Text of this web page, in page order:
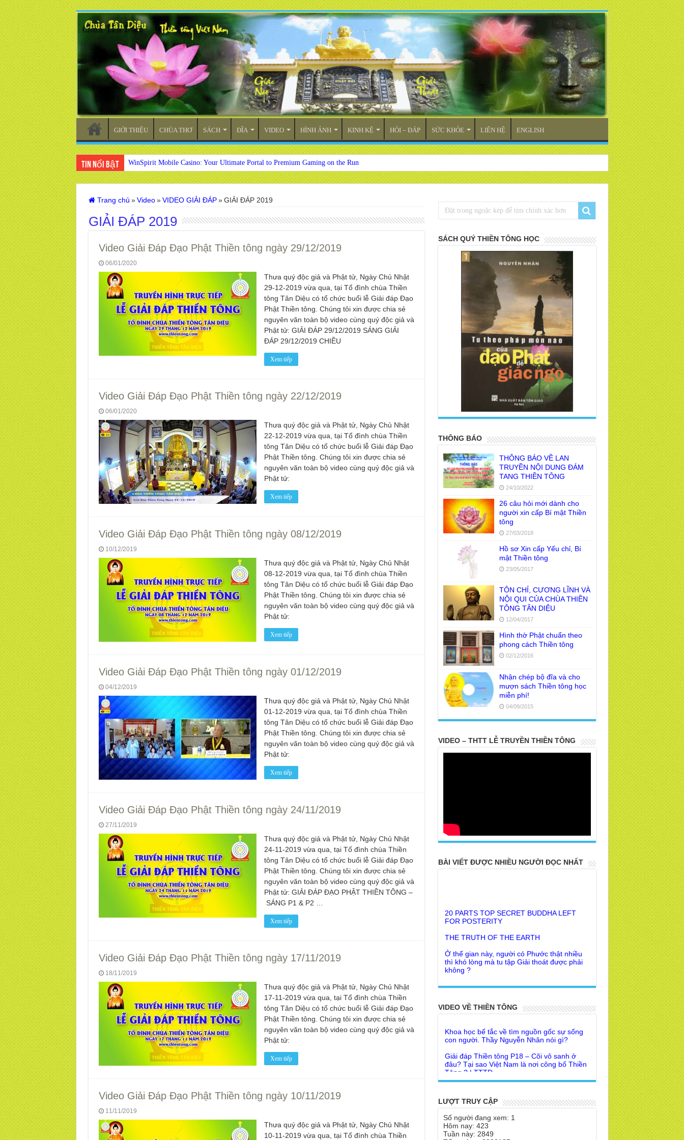
GIỚI THIỆU CHÙA THƠ SÁCH ĐĨA VIDEO HÌNH ẢNH KINH KỆ HỎI – ĐÁP SỨC KHỎE LIÊN HỆ ENGLISH
Tin nổi bật WinSpirit Mobile Casino: Your Ultimate Portal to Premium Gaming on the Run
Trang chủ » Video » VIDEO GIẢI ĐÁP » GIẢI ĐÁP 2019
GIẢI ĐÁP 2019
Video Giải Đáp Đạo Phật Thiền tông ngày 29/12/2019
06/01/2020
Thưa quý độc giả và Phật tử, Ngày Chủ Nhật
29-12-2019 vừa qua, tại Tổ đình chùa Thiền
tông Tân Diệu có tổ chức buổi lễ Giải đáp Đạo
Phật Thiền tông. Chúng tôi xin được chia sẻ
nguyên văn toàn bộ video cùng quý độc giả và
Phật tử: GIẢI ĐÁP 29/12/2019 SÁNG GIẢI
ĐÁP 29/12/2019 CHIỀU
Xem tiếp
Video Giải Đáp Đạo Phật Thiền tông ngày 22/12/2019
06/01/2020
Thưa quý độc giả và Phật tử, Ngày Chủ Nhật
22-12-2019 vừa qua, tại Tổ đình chùa Thiền
tông Tân Diệu có tổ chức buổi lễ Giải đáp Đạo
Phật Thiền tông. Chúng tôi xin được chia sẻ
nguyên văn toàn bộ video cùng quý độc giả và
Phật tử:
Xem tiếp
Video Giải Đáp Đạo Phật Thiền tông ngày 08/12/2019
10/12/2019
Thưa quý độc giả và Phật tử, Ngày Chủ Nhật
08-12-2019 vừa qua, tại Tổ đình chùa Thiền
tông Tân Diệu có tổ chức buổi lễ Giải đáp Đạo
Phật Thiền tông. Chúng tôi xin được chia sẻ
nguyên văn toàn bộ video cùng quý độc giả và
Phật tử:
Xem tiếp
Video Giải Đáp Đạo Phật Thiền tông ngày 01/12/2019
04/12/2019
Thưa quý độc giả và Phật tử, Ngày Chủ Nhật
01-12-2019 vừa qua, tại Tổ đình chùa Thiền
tông Tân Diệu có tổ chức buổi lễ Giải đáp Đạo
Phật Thiền tông. Chúng tôi xin được chia sẻ
nguyên văn toàn bộ video cùng quý độc giả và
Phật tử:
Xem tiếp
Video Giải Đáp Đạo Phật Thiền tông ngày 24/11/2019
27/11/2019
Thưa quý độc giả và Phật tử, Ngày Chủ Nhật
24-11-2019 vừa qua, tại Tổ đình chùa Thiền
tông Tân Diệu có tổ chức buổi lễ Giải đáp Đạo
Phật Thiền tông. Chúng tôi xin được chia sẻ
nguyên văn toàn bộ video cùng quý độc giả và
Phật tử: GIẢI ĐÁP ĐẠO PHẬT THIỀN TÔNG –
SÁNG P1 & P2 …
Xem tiếp
Video Giải Đáp Đạo Phật Thiền tông ngày 17/11/2019
18/11/2019
Thưa quý độc giả và Phật tử, Ngày Chủ Nhật
17-11-2019 vừa qua, tại Tổ đình chùa Thiền
tông Tân Diệu có tổ chức buổi lễ Giải đáp Đạo
Phật Thiền tông. Chúng tôi xin được chia sẻ
nguyên văn toàn bộ video cùng quý độc giả và
Phật tử:
Xem tiếp
Video Giải Đáp Đạo Phật Thiền tông ngày 10/11/2019
11/11/2019
Thưa quý độc giả và Phật tử, Ngày Chủ Nhật
10-11-2019 vừa qua, tại Tổ đình chùa Thiền
SÁCH QUÝ THIỀN TÔNG HỌC
THÔNG BÁO
THÔNG BÁO VỀ LAN
TRUYỀN NỘI DUNG ĐÁM
TANG THIỀN TÔNG
24/10/2022
26 câu hỏi mới dành cho
người xin cấp Bí mật Thiền
tông
27/03/2018
Hồ sơ Xin cấp Yếu chỉ, Bí
mật Thiền tông
23/05/2017
TÔN CHỈ, CƯƠNG LĨNH VÀ
NỘI QUI CỦA CHÙA THIỀN
TÔNG TÂN DIỆU
12/04/2017
Hình thờ Phật chuẩn theo
phong cách Thiền tông
02/12/2016
Nhận chép bộ đĩa và cho
mượn sách Thiền tông học
miễn phí!
04/09/2015
VIDEO – THTT LỄ TRUYỀN THIỀN TÔNG
BÀI VIẾT ĐƯỢC NHIỀU NGƯỜI ĐỌC NHẤT
THE TRUTH OF THE EARTH
Ở thế gian này, người có Phước thật nhiều
không ?
Lời khuyên của Trưởng Ban dành cho người
thái ra làm sao?
Phước Đức
Như Lai dạy về Lời kỉnh nguyện trước khi ăn
cơm
Bất lập văn tự, Giáo ngoại biệt truyền
Tu theo Thiền tông phải bỏ hết sao?
VIDEO VỀ THIỀN TÔNG
Cha để đức cho con?
Giải đáp Thiền tông P18 – Cõi vô sanh ở
Tông ? | TTTD
Chùa Thiền Tông Tân Diệu góp phần giúp
đỡ Nhân dân Cuba | TTTD
Chùa Thiền Tông Tân Diệu được Đài truyền
hình Việt Nam VTV9 phỏng vấn trực tiếp
Chùa Thiền Tông Tân Diệu - Phóng sự
"Gieo duyên giữa mùa lũ" | TTTD
LƯỢT TRUY CẬP
Số người đang xem: 1
Hôm nay: 423
Tuần này: 2849